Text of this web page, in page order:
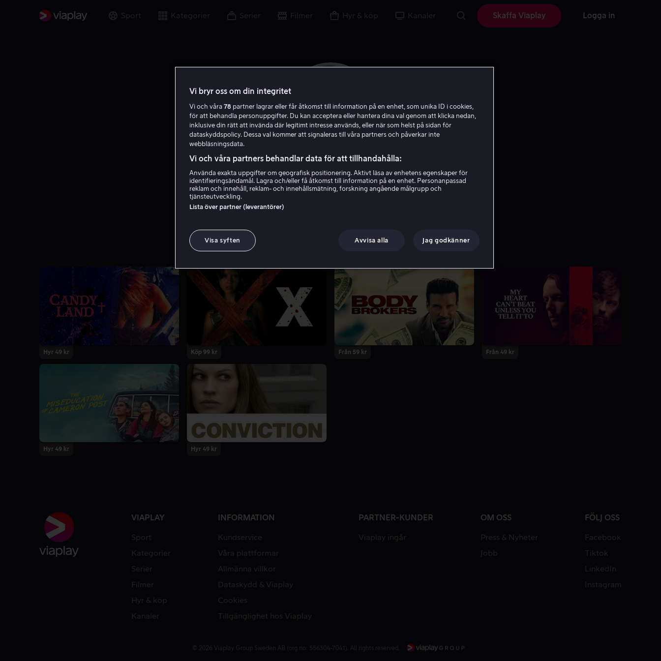
Sport Kategorier Serier Filmer Hyr & köp Kanaler Skaffa Viaplay Logga in
Owen Campbell
Hyr 49 kr Köp 99 kr Från 59 kr Från 49 kr
Hyr 49 kr Hyr 49 kr
VIAPLAY
Sport
Kategorier
Serier
Filmer
Hyr & köp
Kanaler
INFORMATION
Kundservice
Våra plattformar
Allmänna villkor
Dataskydd & Viaplay
Cookies
Tillgänglighet hos Viaplay
PARTNER-KUNDER
Viaplay ingår
OM OSS
Press & Nyheter
Jobb
FÖLJ OSS
Facebook
Tiktok
LinkedIn
Instagram
© 2026 Viaplay Group Sweden AB (org.no: 556304-7041). All rights reserved.
Vi bryr oss om din integritet
Vi och våra 78 partner lagrar eller får åtkomst till information på en enhet, som unika ID i cookies,
för att behandla personuppgifter. Du kan acceptera eller hantera dina val genom att klicka nedan,
inklusive din rätt att invända där legitimt intresse används, eller när som helst på sidan för
dataskyddspolicy. Dessa val kommer att signaleras till våra partners och påverkar inte
webbläsningsdata.
Vi och våra partners behandlar data för att tillhandahålla:
Använda exakta uppgifter om geografisk positionering. Aktivt läsa av enhetens egenskaper för
identifieringsändamål. Lagra och/eller få åtkomst till information på en enhet. Personanpassad
reklam och innehåll, reklam- och innehållsmätning, forskning angående målgrupp och
tjänsteutveckling.
Lista över partner (leverantörer)
Visa syften Avvisa alla Jag godkänner